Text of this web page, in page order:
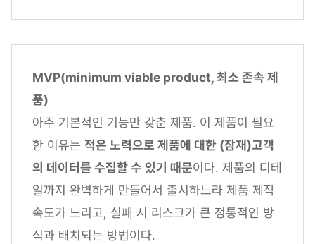
MVP(minimum viable product, 최소 존속 제
품)
아주 기본적인 기능만 갖춘 제품. 이 제품이 필요
한 이유는 적은 노력으로 제품에 대한 (잠재)고객
의 데이터를 수집할 수 있기 때문이다. 제품의 디테
일까지 완벽하게 만들어서 출시하느라 제품 제작
속도가 느리고, 실패 시 리스크가 큰 정통적인 방
식과 배치되는 방법이다.